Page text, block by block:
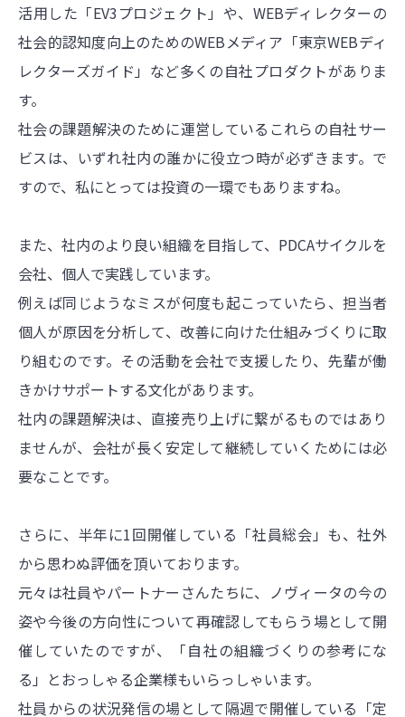
活用した「EV3プロジェクト」や、WEBディレクターの
社会的認知度向上のためのWEBメディア「東京WEBディ
レクターズガイド」など多くの自社プロダクトがありま
す。
社会の課題解決のために運営しているこれらの自社サー
ビスは、いずれ社内の誰かに役立つ時が必ずきます。で
すので、私にとっては投資の一環でもありますね。
また、社内のより良い組織を目指して、PDCAサイクルを
会社、個人で実践しています。
例えば同じようなミスが何度も起こっていたら、担当者
個人が原因を分析して、改善に向けた仕組みづくりに取
り組むのです。その活動を会社で支援したり、先輩が働
きかけサポートする文化があります。
社内の課題解決は、直接売り上げに繋がるものではあり
ませんが、会社が長く安定して継続していくためには必
要なことです。
さらに、半年に1回開催している「社員総会」も、社外
から思わぬ評価を頂いております。
元々は社員やパートナーさんたちに、ノヴィータの今の
姿や今後の方向性について再確認してもらう場として開
催していたのですが、「自社の組織づくりの参考にな
る」とおっしゃる企業様もいらっしゃいます。
社員からの状況発信の場として隔週で開催している「定